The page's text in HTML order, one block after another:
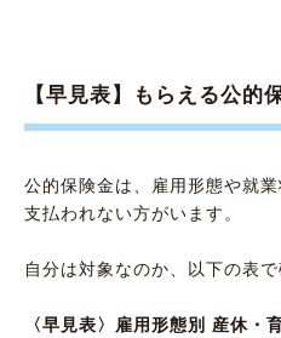
【早見表】もらえる公的
公的保険金は、雇用形態や就
支払われない方がいます。
自分は対象なのか、以下の表
〈早見表〉雇用形態別 産休・